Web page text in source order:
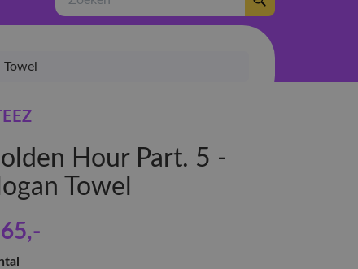
Hour Part. 5 -
Towel
,-